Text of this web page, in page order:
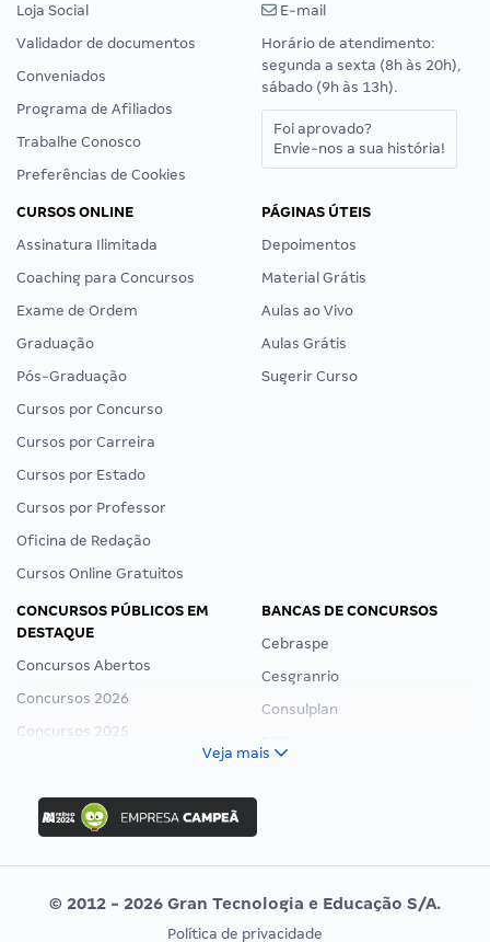
Loja Social
Validador de documentos
Conveniados
Programa de Afiliados
Trabalhe Conosco
Preferências de Cookies
E-mail
Horário de atendimento:
segunda a sexta (8h às 20h),
sábado (9h às 13h).
Foi aprovado?
Envie-nos a sua história!
CURSOS ONLINE
Assinatura Ilimitada
Coaching para Concursos
Exame de Ordem
Graduação
Pós-Graduação
Cursos por Concurso
Cursos por Carreira
Cursos por Estado
Cursos por Professor
Oficina de Redação
Cursos Online Gratuitos
PÁGINAS ÚTEIS
Depoimentos
Material Grátis
Aulas ao Vivo
Aulas Grátis
Sugerir Curso
CONCURSOS PÚBLICOS EM
DESTAQUE
Concursos Abertos
Concursos 2026
Concursos 2025
Concurso Ibama
Concurso MPU
Editais publicados
BANCAS DE CONCURSOS
Cebraspe
Cesgranrio
Consulplan
Vunesp
Veja mais
© 2012 - 2026 Gran Tecnologia e Educação S/A.
Política de privacidade